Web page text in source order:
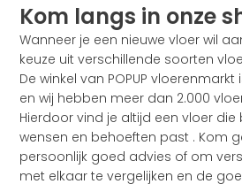
Kom langs in onze
Wanneer je een nieuwe vloer wil
keuze uit verschillende soorten
De winkel van POPUP
en wij hebben meer dan 2.000
Hierdoor vind je altijd een vloer die
wensen en behoeften past . Kom
persoonlijk goed advies of om
met elkaar te vergelijken en de